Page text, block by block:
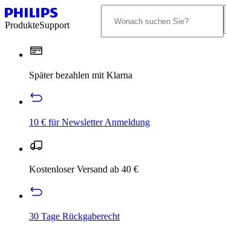
ProdukteSupport
Später bezahlen mit Klarna
10 € für Newsletter Anmeldung
Kostenloser Versand ab 40 €
30 Tage Rückgaberecht